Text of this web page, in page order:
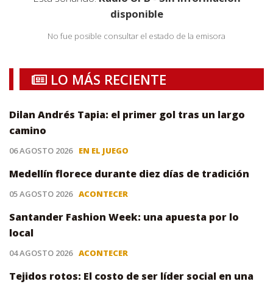
disponible
No fue posible consultar el estado de la emisora
LO MÁS RECIENTE
Dilan Andrés Tapia: el primer gol tras un largo
camino
06 AGOSTO 2026 EN EL JUEGO
Medellín florece durante diez días de tradición
05 AGOSTO 2026 ACONTECER
Santander Fashion Week: una apuesta por lo
local
04 AGOSTO 2026 ACONTECER
Tejidos rotos: El costo de ser líder social en una